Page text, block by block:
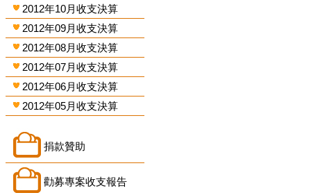
2012年10月收支決算
2012年09月收支決算
2012年08月收支決算
2012年07月收支決算
2012年06月收支決算
2012年05月收支決算
捐款贊助
勸募專案收支報告